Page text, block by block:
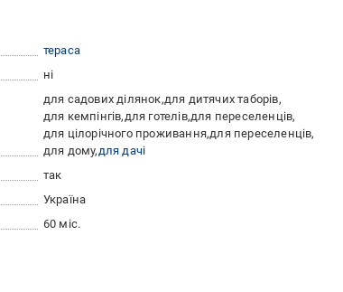
тераса
ні
для садових ділянок для дитячих таборів
для кемпінгів для готелів для переселенців
для цілорічного проживання для переселенців
для дому для дачі
так
Україна
60 міс.